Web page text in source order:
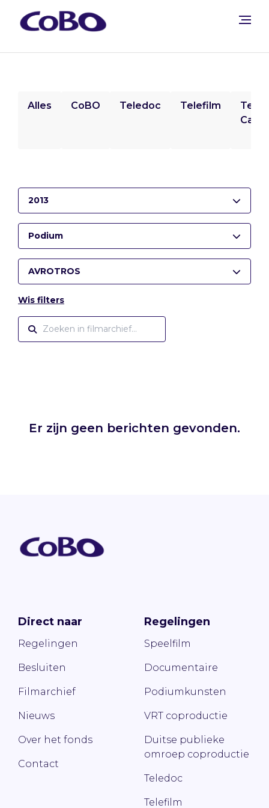
Alles CoBO Teledoc Telefilm
2013
Podium
AVROTROS
Wis filters
Er zijn geen berichten gevonden.
Direct naar
Regelingen
Besluiten
Filmarchief
Nieuws
Over het fonds
Contact
Regelingen
Speelfilm
Documentaire
Podiumkunsten
VRT coproductie
Duitse publieke
omroep coproductie
Teledoc
Telefilm